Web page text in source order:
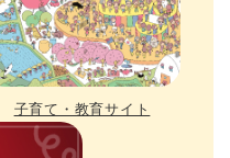
子育て・教育サイト